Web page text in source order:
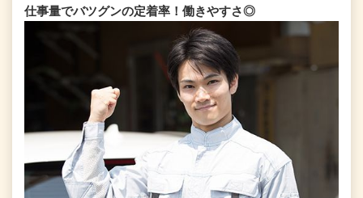
仕事量でバツグンの定着率！働きやすさ◎